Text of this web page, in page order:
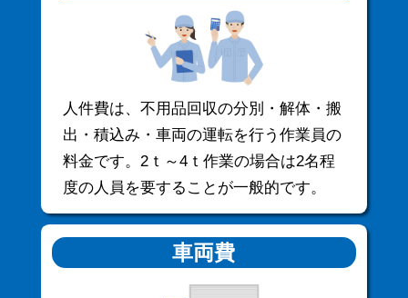
人件費は、不用品回収の分別・解体・搬
出・積込み・車両の運転を行う作業員の
料金です。2ｔ～4ｔ作業の場合は2名程
度の人員を要することが一般的です。
車両費